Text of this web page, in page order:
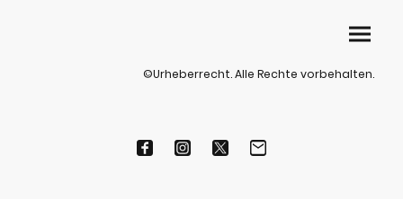
©Urheberrecht. Alle Rechte vorbehalten.